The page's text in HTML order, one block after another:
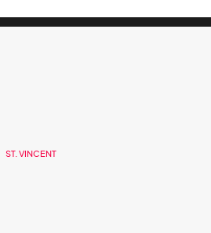
ST. VINCENT